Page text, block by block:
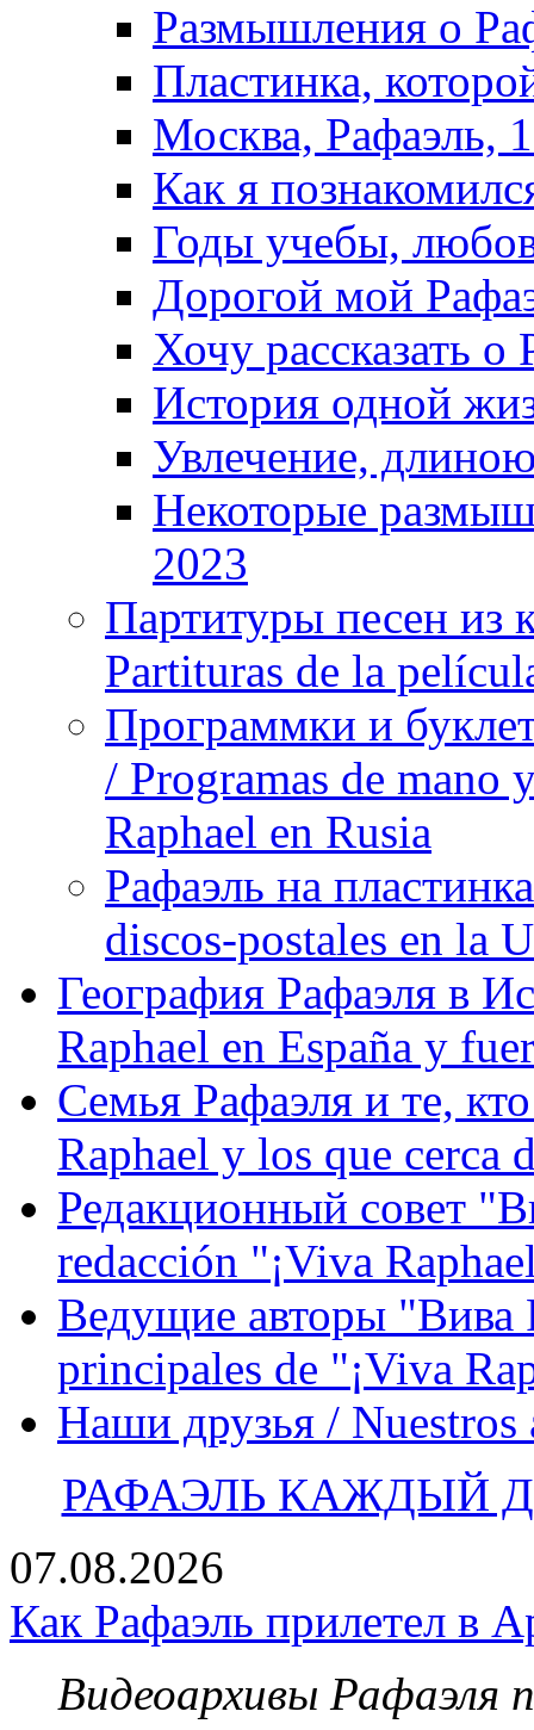
Размышления о
Пластинка,
Москва, Рафаэль,
Как я
Годы учебы,
Дорогой мой
Хочу рассказать о
История одной
Увлечение,
Некоторые
2023
Партитуры песен из
Partituras de la
Программки и
/ Programas de mano
Raphael en Rusia
Рафаэль на
discos-postales en la
География Рафаэля в
Raphael en España y
Семья Рафаэля и те,
Raphael y los que cerca
Редакционный совет
redacción "¡Viva
Ведущие авторы "Вива
principales de "¡Viva
Наши друзья / Nuestros
РАФАЭЛЬ КАЖДЫЙ
07.08.2026
Как Рафаэль прилетел в
Видеоархивы Рафаэля